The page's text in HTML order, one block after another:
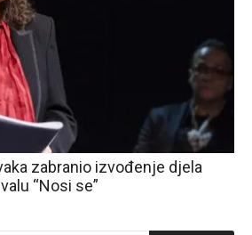
zabranio izvođenje djela
“Nosi se”